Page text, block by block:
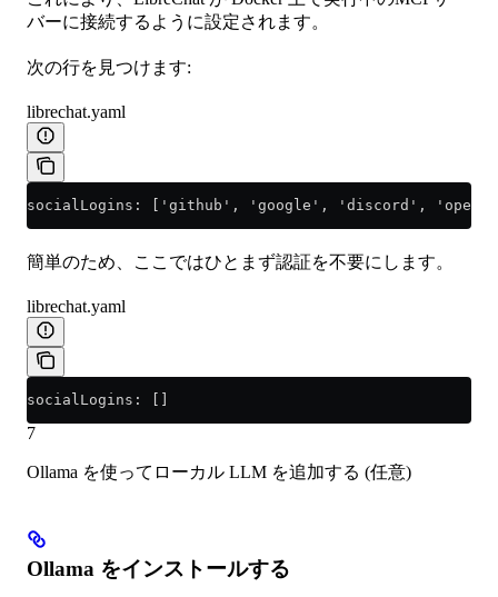
バーに接続するように設定されます。
次の行を見つけます:
librechat.yaml
socialLogins: ['github', 'google', 'discord',
簡単のため、ここではひとまず認証を不要にします。
librechat.yaml
socialLogins: []
7
Ollama を使ってローカル LLM を追加する (任意)
Ollama をインストールする